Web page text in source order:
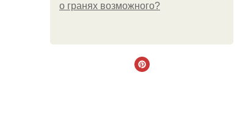
о гранях возможного?